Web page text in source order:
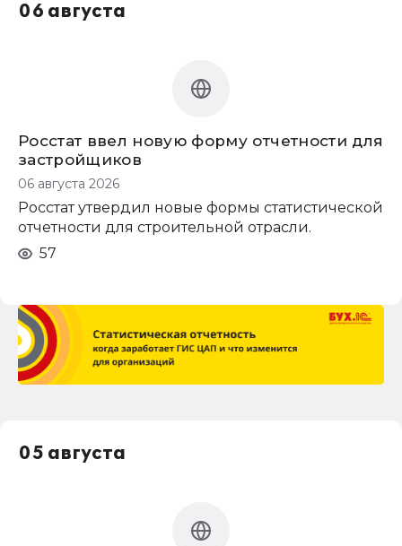
новые формы отчетности
новая форма отчетности
06 августа
Росстат ввел новую форму отчетности для
застройщиков
06 августа 2026
Росстат утвердил новые формы статистической
отчетности для строительной отрасли.
57
05 августа